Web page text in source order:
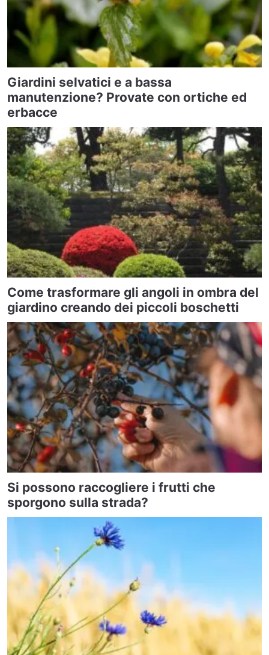
Giardini selvatici e a bassa
manutenzione? Provate con ortiche ed
erbacce
Come trasformare gli angoli in ombra del
giardino creando dei piccoli boschetti
Si possono raccogliere i frutti che
sporgono sulla strada?